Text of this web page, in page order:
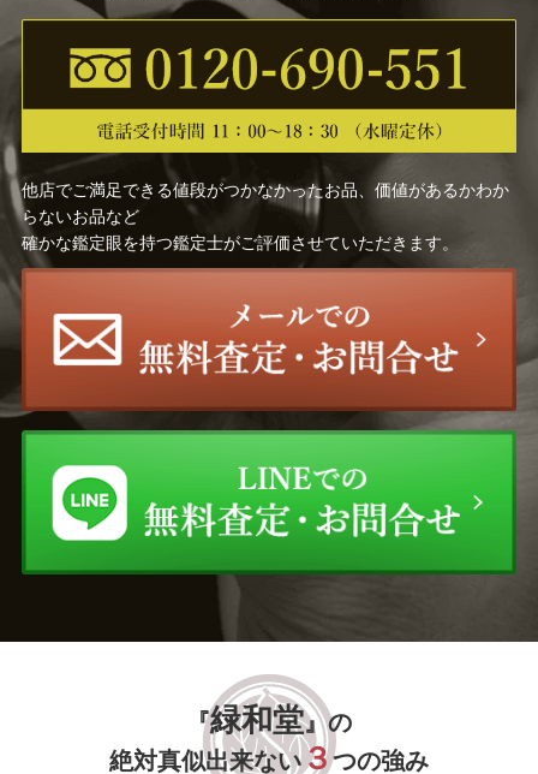
他店でご満足できる値段がつかなかったお品、価値があるかわか
らないお品など
確かな鑑定眼を持つ鑑定士がご評価させていただきます。
『緑和堂』の
絶対真似出来ない ３つの強み